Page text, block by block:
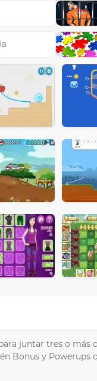
juntar tres o
Bonus y Powerups